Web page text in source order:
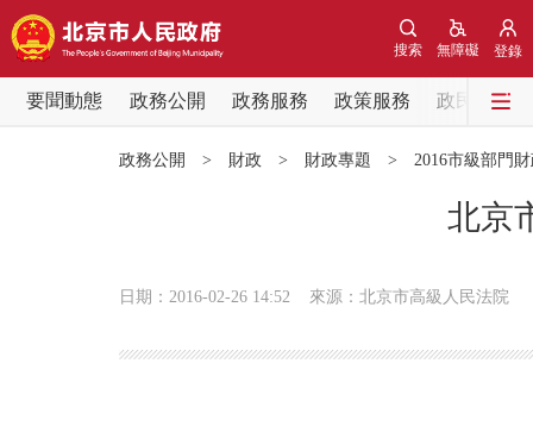
登錄
無障礙
搜索
要聞動態 政務公開 政務服務 政策服務
政民互動
政務公開 > 財政 > 財政專題 > 2016市級部門
北京
日期：2016-02-26 14:52 來源：北京市高級人民法院